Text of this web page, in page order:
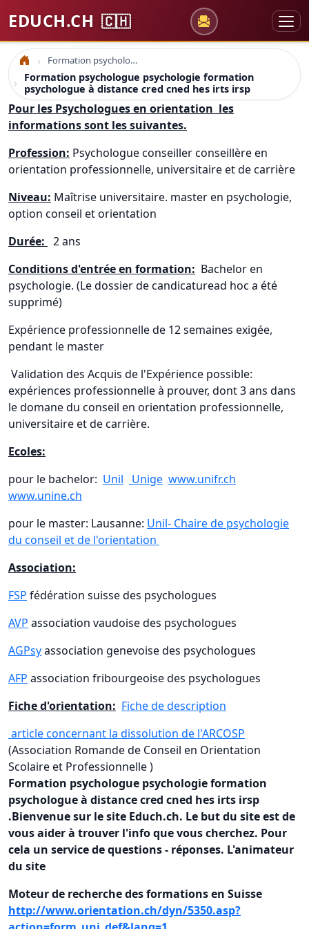
EDUCH.CH 🇨🇭
Accueil Formation psychologue psychologie formation psychologue à distance cred cned hes irts irsp
Formation psychologue psychologie formation
psychologue à distance cred cned hes irts irsp
Pour les Psychologues en orientation les
informations sont les suivantes.
Profession: Psychologue conseiller conseillère en
orientation professionnelle, universitaire et de carrière
Niveau: Maîtrise universitaire. master en psychologie,
option conseil et orientation
Durée: 2 ans
Conditions d'entrée en formation: Bachelor en
psychologie. (Le dossier de candicaturead hoc a été
supprimé)
Expérience professionnelle de 12 semaines exigée,
pendant le master
Validation des Acquis de l'Expérience possible:
expériences professionnelle à prouver, dont 3 ans dans
le domane du conseil en orientation professionnelle,
universitaire et de carrière.
Ecoles:
pour le bachelor: Unil Unige www.unifr.ch
www.unine.ch
pour le master: Lausanne: Unil- Chaire de psychologie
du conseil et de l'orientation
Association:
FSP fédération suisse des psychologues
AVP association vaudoise des psychologues
AGPsyassociation genevoise des psychologues
AFP association fribourgeoise des psychologues
Fiche d'orientation: Fiche de description
article concernant la dissolution de l'ARCOSP
(Association Romande de Conseil en Orientation
Scolaire et Professionnelle )
Formation psychologue psychologie formation
psychologue à distance cred cned hes irts irsp
.Bienvenue sur le site Educh.ch. Le but du site est de
vous aider à trouver l'info que vous cherchez. Pour
cela un service de questions - réponses. L'animateur
du site
Moteur de recherche des formations en Suisse
http://www.orientation.ch/dyn/5350.asp?